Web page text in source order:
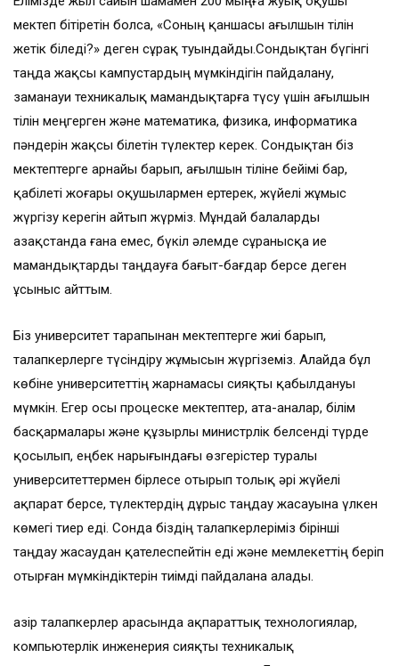
мектеп бітіретін болса, «Соның қаншасы ағылшын тілін
жетік біледі?» деген сұрақ туындайды.Сондықтан бүгінгі
таңда жақсы кампустардың мүмкіндігін пайдалану,
заманауи техникалық мамандықтарға түсу үшін ағылшын
тілін меңгерген және математика, физика, информатика
пәндерін жақсы білетін түлектер керек. Сондықтан біз
мектептерге арнайы барып, ағылшын тіліне бейімі бар,
қабілеті жоғары оқушылармен ертерек, жүйелі жұмыс
жүргізу керегін айтып жүрміз. Мұндай балаларды
Қазақстанда ғана емес, бүкіл әлемде сұранысқа ие
мамандықтарды таңдауға бағыт-бағдар берсе деген
ұсыныс айттым.
Біз университет тарапынан мектептерге жиі барып,
талапкерлерге түсіндіру жұмысын жүргіземіз. Алайда бұл
көбіне университеттің жарнамасы сияқты қабылдануы
мүмкін. Егер осы процеске мектептер, ата-аналар, білім
басқармалары және құзырлы министрлік белсенді түрде
қосылып, еңбек нарығындағы өзгерістер туралы
университеттермен бірлесе отырып толық әрі жүйелі
ақпарат берсе, түлектердің дұрыс таңдау жасауына үлкен
көмегі тиер еді. Сонда біздің талапкерлеріміз бірінші
таңдау жасаудан қателеспейтін еді және мемлекеттің беріп
отырған мүмкіндіктерін тиімді пайдалана алады.
Қазір талапкерлер арасында ақпараттық технологиялар,
компьютерлік инженерия сияқты техникалық